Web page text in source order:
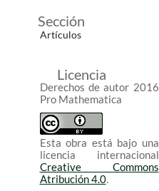
Sección
Artículos
Licencia
Derechos de autor 2016
Pro Mathematica
Esta obra está bajo una
licencia internacional
Creative Commons
Atribución 4.0.